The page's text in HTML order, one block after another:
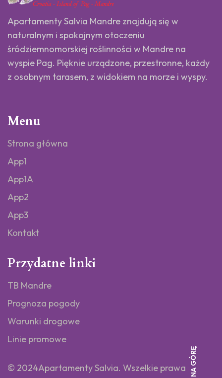
Apartamenty Salvia Mandre znajdują się w
naturalnym i spokojnym otoczeniu
śródziemnomorskiej roślinności w Mandre na
wyspie Pag. Pięknie urządzone, przestronne, każdy
z osobnym tarasem, z widokiem na morze i wyspy.
Menu
Strona główna
App1
App1A
App2
App3
Kontakt
Przydatne linki
TB Mandre
Prognoza pogody
Warunki drogowe
Linie promowe
© 2024Apartamenty Salvia. Wszelkie prawa